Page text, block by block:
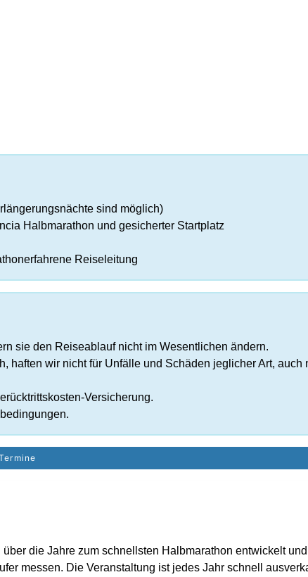
sind möglich)
Halbmarathon und gesicherter Startplatz
Reiseleitung
sie den Reiseablauf nicht im Wesentlichen ändern.
haften wir nicht für Unfälle und Schäden jeglicher Art, auch
Versicherung.
die Jahre zum schnellsten Halbmarathon entwickelt
messen. Die Veranstaltung ist jedes Jahr schnell